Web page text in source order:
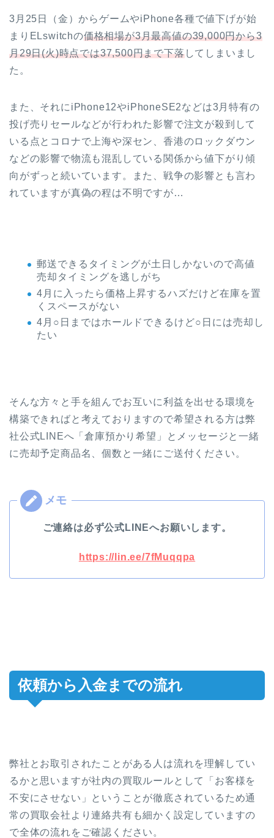
3月25日（金）からゲームやiPhone各種で値下げが始
まりELswitchの価格相場が3月最高値の39,000円から3
月29日(火)時点では37,500円まで下落してしまいまし
た。
また、それにiPhone12やiPhoneSE2などは3月特有の
投げ売りセールなどが行われた影響で注文が殺到して
いる点とコロナで上海や深セン、香港のロックダウン
などの影響で物流も混乱している関係から値下がり傾
向がずっと続いています。また、戦争の影響とも言わ
れていますが真偽の程は不明ですが…
郵送できるタイミングが土日しかないので高値
売却タイミングを逃しがち
4月に入ったら価格上昇するハズだけど在庫を置
くスペースがない
4月○日まではホールドできるけど○日には売却し
たい
そんな方々と手を組んでお互いに利益を出せる環境を
構築できればと考えておりますので希望される方は弊
社公式LINEへ「倉庫預かり希望」とメッセージと一緒
に売却予定商品名、個数と一緒にご送付ください。
ご連絡は必ず公式LINEへお願いします。
https://lin.ee/7fMuqqpa
依頼から入金までの流れ
弊社とお取引されたことがある人は流れを理解してい
るかと思いますが社内の買取ルールとして「お客様を
不安にさせない」ということが徹底されているため通
常の買取会社より連絡共有も細かく設定していますの
で全体の流れをご確認ください。